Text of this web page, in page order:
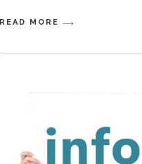
READ MORE